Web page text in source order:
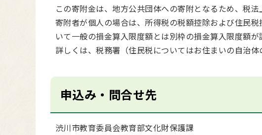
この寄附金は、地方公共団体への寄附となるため、税法
寄附者が個人の場合は、所得税の税額控除および住民
いて一般の損金算入限度額とは別枠の損金算入限度額が
詳しくは、税務署（住民税についてはお住まいの自治
申込み・問合せ先
渋川市教育委員会教育部文化財保護課